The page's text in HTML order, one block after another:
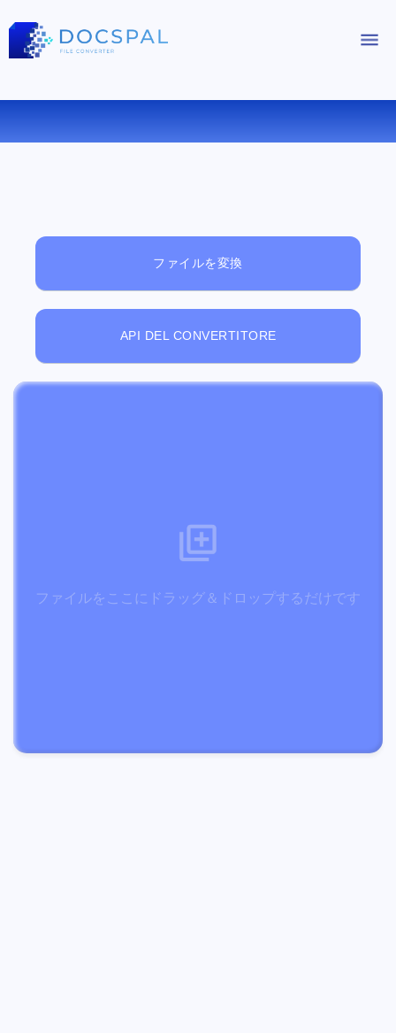
無料オンラインファイルビューアー
ファイルを変換
API DEL CONVERTITORE
ファイルをここにドラッグ＆ドロップするだけです